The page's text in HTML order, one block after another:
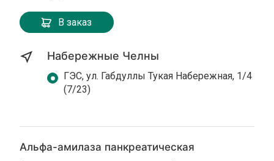
В заказ
Набережные Челны
ГЭС, ул. Габдуллы Тукая Набережная, 1/4
(7/23)
Альфа-амилаза панкреатическая